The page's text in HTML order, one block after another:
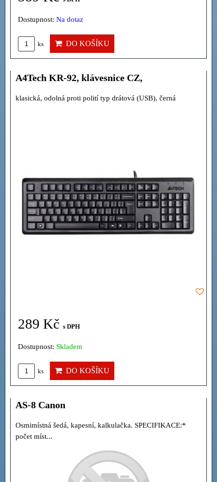
Dostupnost: Na dotaz
ks DO KOŠÍKU
A4Tech KR-92, klávesnice CZ,
klasická, odolná proti polití typ drátová (USB), černá
289 Kč s DPH
Dostupnost: Skladem
ks DO KOŠÍKU
AS-8 Canon
Osmimístná šedá, kapesní, kalkulačka. SPECIFIKACE:*
počet míst...